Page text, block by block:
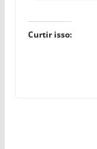
Curtir isso: